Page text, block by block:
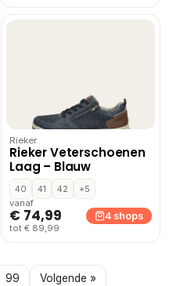
Rieker
Rieker Veterschoenen
Laag – Blauw
40 41 42
+5
vanaf
€ 74,99
tot € 89,99
4 shops
99 Volgende »